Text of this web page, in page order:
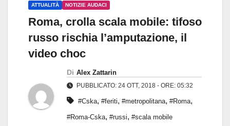
ATTUALITÀ NOTIZIE AUDACI
Roma, crolla scala mobile: tifoso
russo rischia l’amputazione, il
video choc
Di Alex Zattarin
PUBBLICATO: 24 OTT, 2018 - ORE: 05:32
#Cska, #feriti, #metropolitana, #Roma,
#Roma-Cska, #russi, #scala mobile